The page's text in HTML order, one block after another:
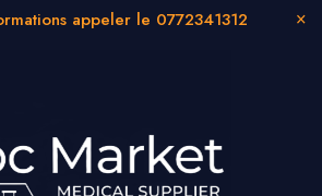
appeler le 0772341312